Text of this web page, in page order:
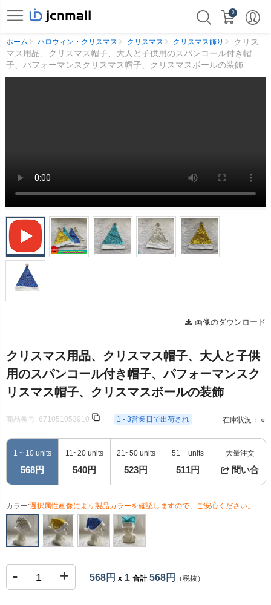
0
ホーム ハロウィン・クリスマス クリスマス クリスマス飾り
クリス
マス用品、クリスマス帽子、大人と子供用のスパンコール付き帽
子、パフォーマンスクリスマス帽子、クリスマスボールの装飾
画像のダウンロード
クリスマス用品、クリスマス帽子、大人と子供
用のスパンコール付き帽子、パフォーマンスク
リスマス帽子、クリスマスボールの装飾
商品番号: 671051053910 1 - 3営業日で出荷され 在庫状況： ○
1 ~ 10 units
568円
11~20 units
540円
21~50 units
523円
51 + units
511円
大量注文
問い合
カラー:選択属性画像により製品カラーを確認しますので、ご安心ください。
- + 568円 x 1 合計568円 （税抜）